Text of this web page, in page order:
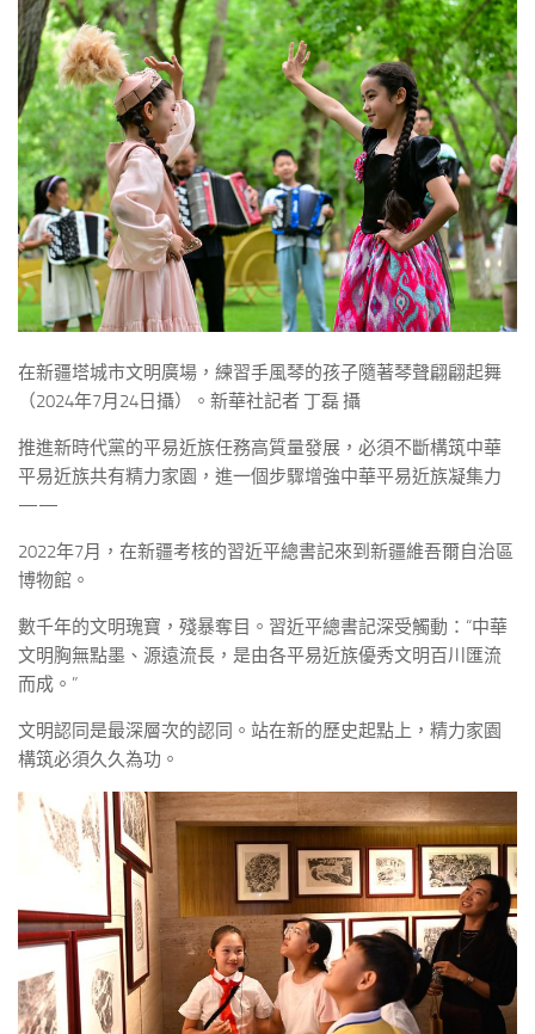
在新疆塔城市文明廣場，練習手風琴的孩子隨著琴聲翩翩起舞
（2024年7月24日攝）。新華社記者 丁磊 攝
推進新時代黨的平易近族任務高質量發展，必須不斷構筑中華
平易近族共有精力家園，進一個步驟增強中華平易近族凝集力
——
2022年7月，在新疆考核的習近平總書記來到新疆維吾爾自治區
博物館。
數千年的文明瑰寶，殘暴奪目。習近平總書記深受觸動：“中華
文明胸無點墨、源遠流長，是由各平易近族優秀文明百川匯流
而成。”
文明認同是最深層次的認同。站在新的歷史起點上，精力家園
構筑必須久久為功。